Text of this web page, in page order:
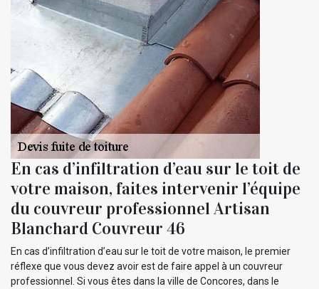
En cas d’infiltration d’eau sur le toit de
votre maison, faites intervenir l’équipe
du couvreur professionnel Artisan
Blanchard Couvreur 46
En cas d’infiltration d’eau sur le toit de votre maison, le premier
réflexe que vous devez avoir est de faire appel à un couvreur
professionnel. Si vous êtes dans la ville de Concores, dans le